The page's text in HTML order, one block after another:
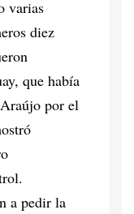
varias
diez
que había
por el
a pedir la